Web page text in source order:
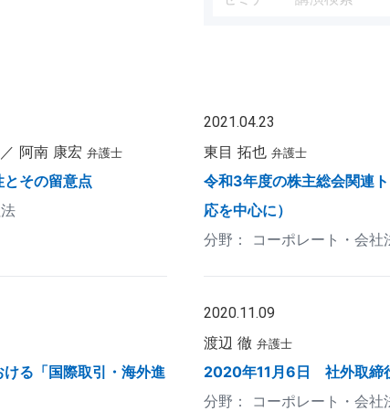
阿南 康宏 弁護士
その留意点
2021.04.23
東目 拓也 弁護士
令和3年度の株主総会関連
応を中心に）
コーポレート・会社
ける「国際取引・海外進
2020.11.09
渡辺 徹 弁護士
2020年11月6日 社外取締
コーポレート・会社